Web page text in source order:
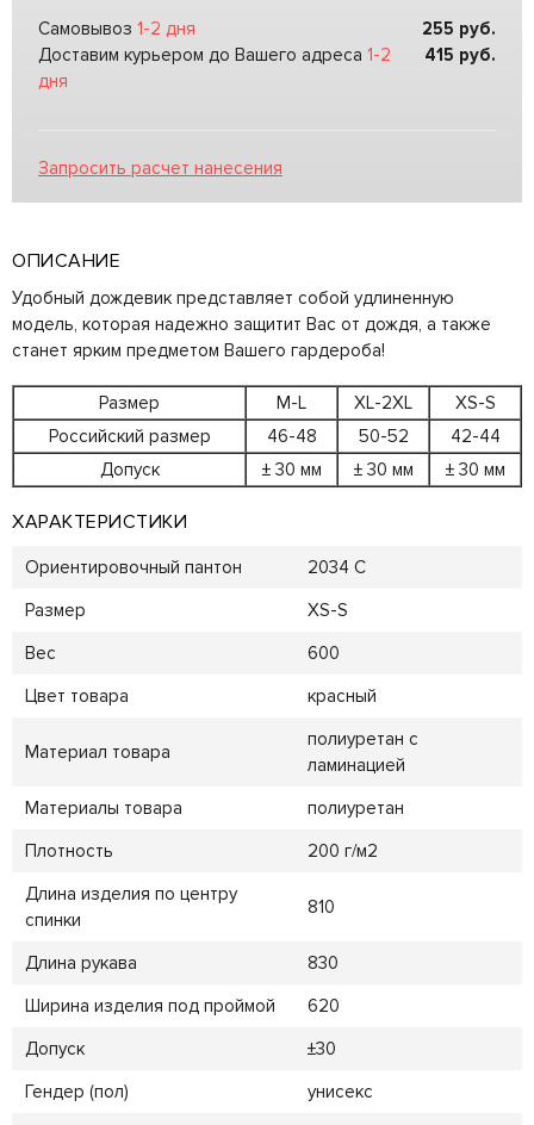
Самовывоз 1-2 дня 255 руб.
Доставим курьером до Вашего адреса 1-2
дня
415 руб.
Запросить расчет нанесения
ОПИСАНИЕ
Удобный дождевик представляет собой удлиненную
модель, которая надежно защитит Вас от дождя, а также
станет ярким предметом Вашего гардероба!
Размер M-L XL-2XL
XS-S
Российский размер
46-48 50-52
42-44
Допуск
± 30 мм ± 30 мм ± 30 мм
ХАРАКТЕРИСТИКИ
Ориентировочный пантон
2034 C
Размер
XS-S
Вес
600
Цвет товара
красный
Материал товара
полиуретан с
ламинацией
Материалы товара
полиуретан
Плотность
200 г/м2
Длина изделия по центру
спинки
810
Длина рукава
830
Ширина изделия под проймой
620
Допуск
±30
Гендер (пол)
унисекс